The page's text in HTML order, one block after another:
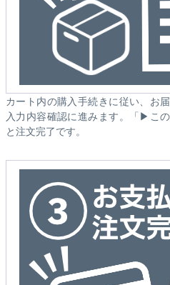
カート内の購入手続きに従い、お
入力内容確認に進みます。「▶こ
と注文完了です。